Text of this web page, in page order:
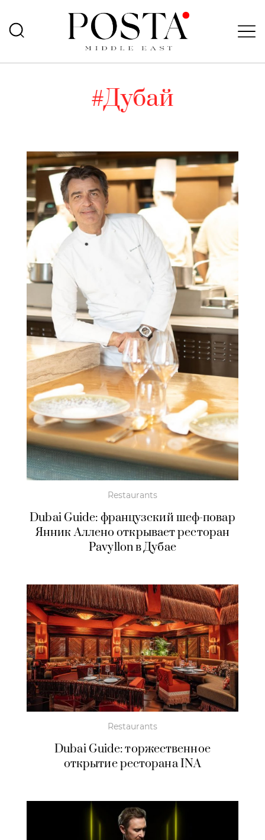
#Дубай
Restaurants
Dubai Guide: французский шеф-повар
Янник Аллено открывает ресторан
Pavyllon в Дубае
Restaurants
Dubai Guide: торжественное
открытие ресторана INA